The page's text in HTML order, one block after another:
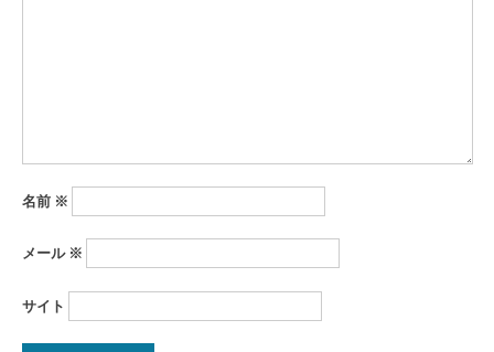
名前 ※
メール ※
サイト